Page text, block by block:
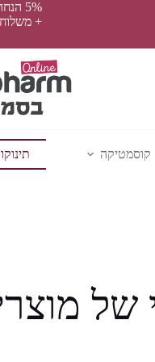
5% הנחה על כל האתר,
+ משלוח
קוסמטיקה
של